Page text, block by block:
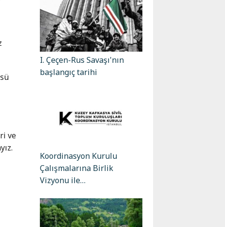
ve
I. Çeçen-Rus Savaşı'nın
başlangıç tarihi
Koordinasyon Kurulu
Çalışmalarına Birlik
Vizyonu ile…